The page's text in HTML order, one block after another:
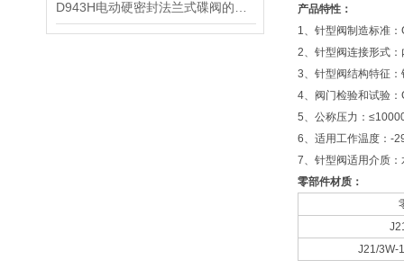
产品特性：
1、针型阀制造标准
2、针型阀连接形式
3、针型阀结构特征
4、阀门检验和试验
5、公称压力：
6、适用工作温度：-
7、针型阀适用介质
零部件材质：
J21/3W-